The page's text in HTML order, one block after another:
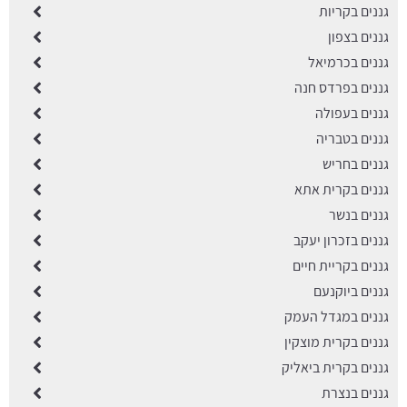
גננים בקריות
גננים בצפון
גננים בכרמיאל
גננים בפרדס חנה
גננים בעפולה
גננים בטבריה
גננים בחריש
גננים בקרית אתא
גננים בנשר
גננים בזכרון יעקב
גננים בקריית חיים
גננים ביוקנעם
גננים במגדל העמק
גננים בקרית מוצקין
גננים בקרית ביאליק
גננים בנצרת